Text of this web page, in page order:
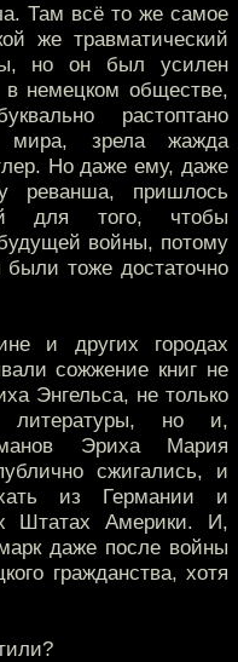
Там всё то же самое
же травматический
но он был усилен
немецком обществе,
растоптано
мира, зрела жажда
Но даже ему, даже
реванша, пришлось
для того, чтобы
войны, потому
были тоже достаточно
и других городах
сожжение книг не
Энгельса, не только
литературы, но и,
Эриха Мария
сжигались, и
из Германии и
Штатах Америки. И,
даже после войны
гражданства, хотя